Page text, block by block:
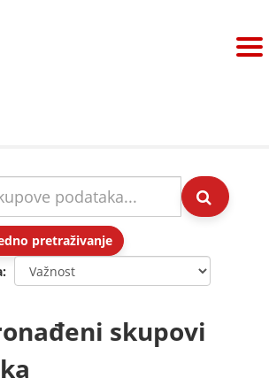
pretraživanje
skupovi